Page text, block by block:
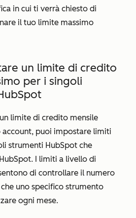
in cui ti verrà chiesto di
il tuo limite massimo
un limite di credito
per i singoli
limite di credito mensile
account, puoi impostare limiti
strumenti HubSpot che
I limiti a livello di
di controllare il numero
uno specifico strumento
ogni mese.